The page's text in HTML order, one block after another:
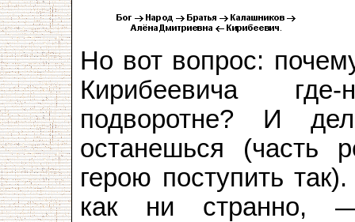
Но вот вопрос:
Кирибеевича
подворотне? И
останешься (часть
герою поступить
как ни странно,